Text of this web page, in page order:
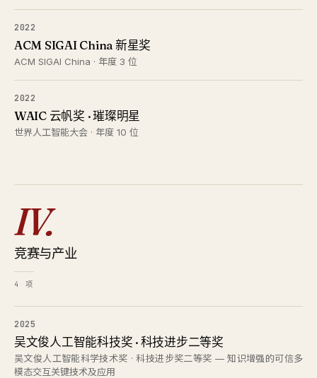
2022
ACM SIGAI China 新星奖
ACM SIGAI China · 年度 3 位
2022
WAIC 云帆奖 · 璀璨明星
世界人工智能大会 · 年度 10 位
IV.
竞赛与产业
4 项
2025
吴文俊人工智能科技奖 · 科技进步二等奖
吴文俊人工智能科学技术奖 · 科技进步奖二等奖 — 知识增强的可信多
模态交互关键技术及应用